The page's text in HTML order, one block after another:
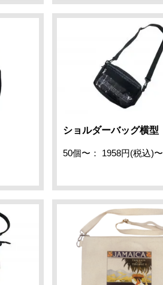
ショルダーバッグ横型
50個〜： 1958円(税込)〜